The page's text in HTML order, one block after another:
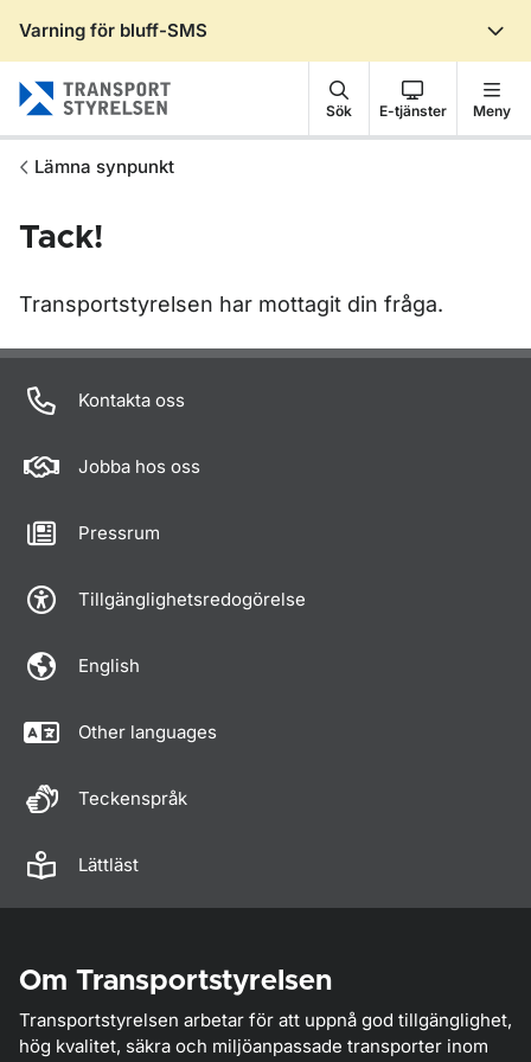
Varning för bluff-SMS
Sök E-tjänster Meny
Lämna synpunkt
Tack!
Transportstyrelsen har mottagit din fråga.
Om sidan
Kontakta oss
Jobba hos oss
Pressrum
Tillgänglighetsredogörelse
English
Other languages
Teckenspråk
Lättläst
Om Transportstyrelsen
Transportstyrelsen arbetar för att uppnå god tillgänglighet,
hög kvalitet, säkra och miljöanpassade transporter inom